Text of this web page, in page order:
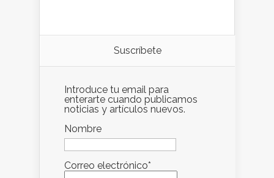
Suscríbete
Introduce tu email para
enterarte cuando publicamos
noticias y artículos nuevos.
Nombre
Correo electrónico*